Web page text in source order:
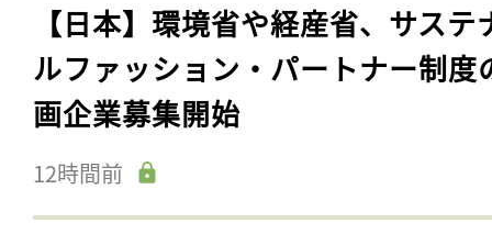
【日本】環境省や経産省、サステ
ルファッション・パートナー制度
画企業募集開始
12時間前